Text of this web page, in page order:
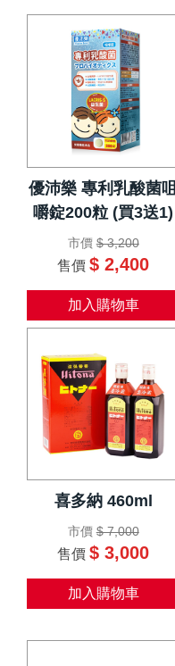
優沛樂 專利乳酸菌咀
嚼錠200粒 (買3送1)
市價 $ 3,200
售價 $ 2,400
加入購物車
喜多納 460ml
市價 $ 7,000
售價 $ 3,000
加入購物車